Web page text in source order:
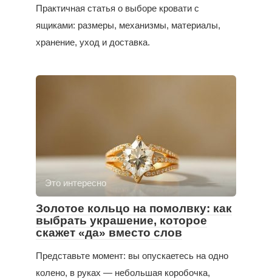
Практичная статья о выборе кровати с
ящиками: размеры, механизмы, материалы,
хранение, уход и доставка.
Это интересно
Золотое кольцо на помолвку: как
выбрать украшение, которое
скажет «да» вместо слов
Представьте момент: вы опускаетесь на одно
колено, в руках — небольшая коробочка,